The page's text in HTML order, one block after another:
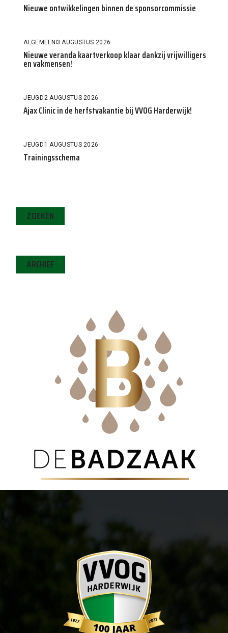
Nieuwe ontwikkelingen binnen de sponsorcommissie
ALGEMEEN3 AUGUSTUS 2026
Nieuwe veranda kaartverkoop klaar dankzij vrijwilligers
en vakmensen!
JEUGD2 AUGUSTUS 2026
Ajax Clinic in de herfstvakantie bij VVOG Harderwijk!
JEUGD1 AUGUSTUS 2026
Trainingsschema
ZOEKEN
ARCHIEF